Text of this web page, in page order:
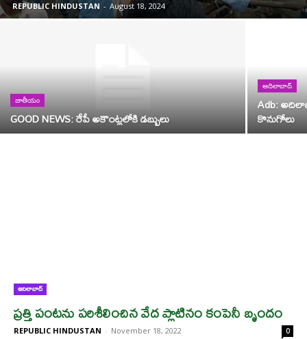
REPUBLIC HINDUSTAN - August 18, 2024
జాతీయం
GOOD NEWS: రేపే అకౌంట్లలోకి డబ్బులు
ఆదిలాబాద్
Adb:
కొనుగోలు
ఆదిలాబాద్
ప్రత్తి పంటను పరిశీలించిన వేద ప్లాటినం కంపెనీ బృందం
REPUBLIC HINDUSTAN - November 18, 2022 0